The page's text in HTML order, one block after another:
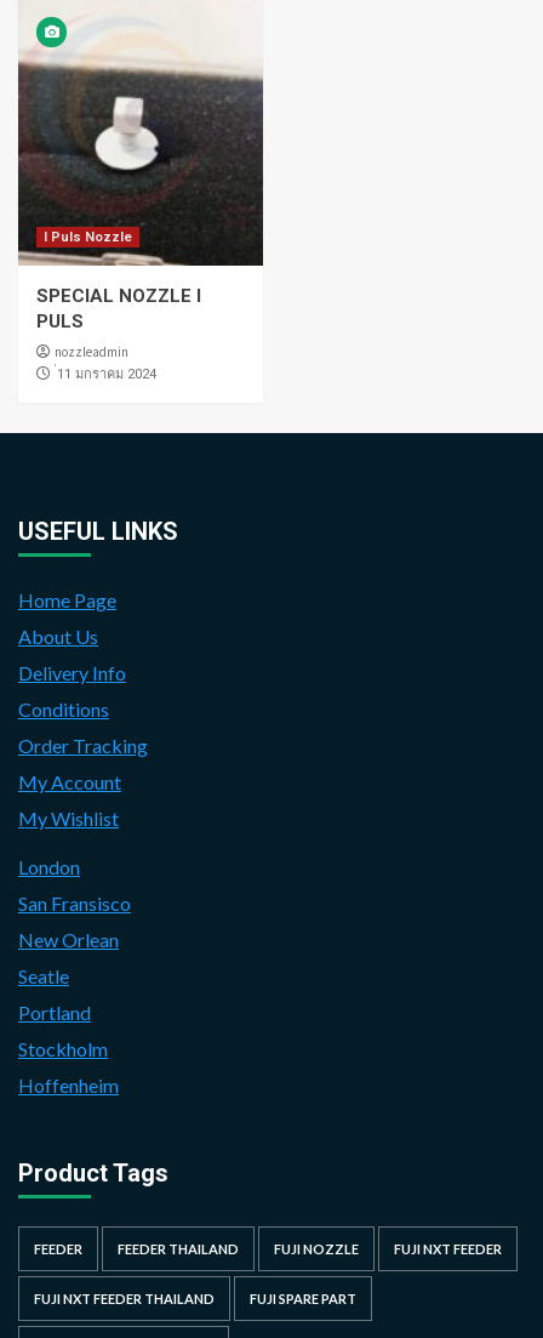
I Puls Nozzle
SPECIAL NOZZLE I
PULS
nozzleadmin
่11 มกราคม 2024
USEFUL LINKS
Home Page
About Us
Delivery Info
Conditions
Order Tracking
My Account
My Wishlist
London
San Fransisco
New Orlean
Seatle
Portland
Stockholm
Hoffenheim
Product Tags
FEEDER FEEDER THAILAND FUJI NOZZLE FUJI NXT FEEDER
FUJI NXT FEEDER THAILAND FUJI SPARE PART